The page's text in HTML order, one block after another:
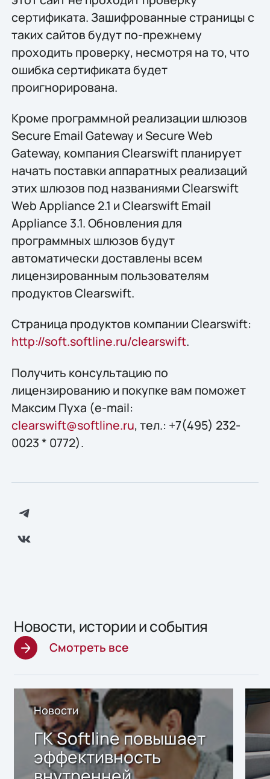
сертификата. Зашифрованные страницы с
таких сайтов будут по-прежнему
проходить проверку, несмотря на то, что
ошибка сертификата будет
проигнорирована.
Кроме программной реализации шлюзов
Secure Email Gateway и Secure Web
Gateway, компания Clearswift планирует
начать поставки аппаратных реализаций
этих шлюзов под названиями Clearswift
Web Appliance 2.1 и Clearswift Email
Appliance 3.1. Обновления для
программных шлюзов будут
автоматически доставлены всем
лицензированным пользователям
продуктов Clearswift.
Страница продуктов компании Clearswift:
http://soft.softline.ru/clearswift.
Получить конcультацию по
лицензированию и покупке вам поможет
Максим Пуха (e-mail:
clearswift@softline.ru, тел.: +7(495) 232-
0023 * 0772).
Новости, истории и события
Смотреть все
Новости
ГК Softline повышает
эффективность